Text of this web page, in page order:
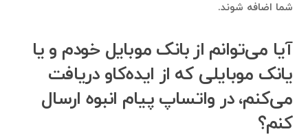
شما اضافه شوند.
آیا می‌توانم از بانک موبایل خودم و یا
یانک موبایلی که از ایده‌کاو دریافت
می‌کنم، در واتساپ پیام انبوه ارسال
کنم؟